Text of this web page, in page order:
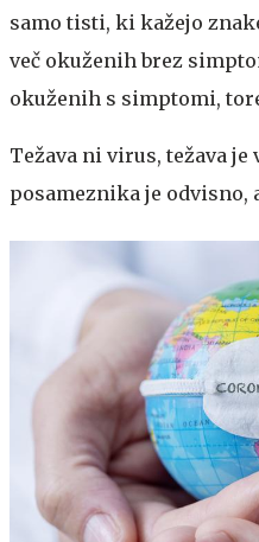
samo tisti, ki kažejo
več okuženih brez
okuženih s simptomi,
Težava ni virus, težava je
posameznika je odvisno,